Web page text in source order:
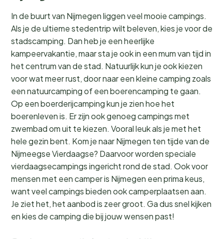
In de buurt van Nijmegen liggen veel mooie campings.
Als je de ultieme stedentrip wilt beleven, kies je voor de
stadscamping. Dan heb je een heerlijke
kampeervakantie, maar sta je ook in een mum van tijd in
het centrum van de stad. Natuurlijk kun je ook kiezen
voor wat meer rust, door naar een kleine camping zoals
een natuurcamping of een boerencamping te gaan.
Op een boerderijcamping kun je zien hoe het
boerenleven is. Er zijn ook genoeg campings met
zwembad om uit te kiezen. Vooral leuk als je met het
hele gezin bent. Kom je naar Nijmegen ten tijde van de
Nijmeegse Vierdaagse? Daarvoor worden speciale
vierdaagsecampings ingericht rond de stad. Ook voor
mensen met een camper is Nijmegen een prima keus,
want veel campings bieden ook camperplaatsen aan.
Je ziet het, het aanbod is zeer groot. Ga dus snel kijken
en kies de camping die bij jouw wensen past!